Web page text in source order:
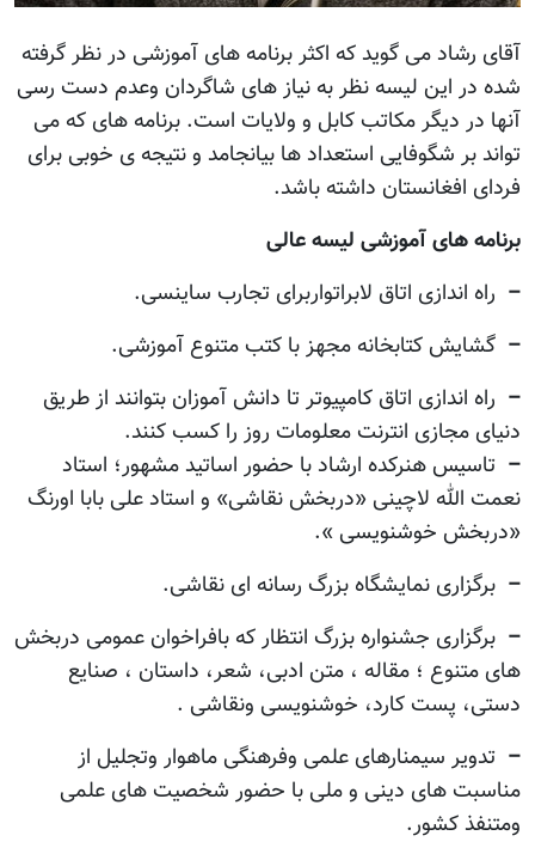
آقای رشاد می گوید که اکثر برنامه های آموزشی در نظر گرفته
شده در این لیسه نظر به نیاز های شاگردان وعدم دست رسی
آنها در دیگر مکاتب کابل و ولایات است. برنامه های که می
تواند بر شگوفایی استعداد ها بیانجامد و نتیجه ی خوبی برای
فردای افغانستان داشته باشد.
برنامه های آموزشی لیسه عالی
– راه اندازی اتاق لابراتواربرای تجارب ساینسی.
– گشایش کتابخانه مجهز با کتب متنوع آموزشی.
– راه اندازی اتاق کامپیوتر تا دانش آموزان بتوانند از طریق
دنیای مجازی انترنت معلومات روز را کسب کنند.
– تاسیس هنرکده ارشاد با حضور اساتید مشهور؛ استاد
نعمت الله لاچینی «دربخش نقاشی» و استاد علی بابا اورنگ
«دربخش خوشنویسی ».
– برگزاری نمایشگاه بزرگ رسانه ای نقاشی.
– برگزاری جشنواره بزرگ انتظار که بافراخوان عمومی دربخش
های متنوع ؛ مقاله ، متن ادبی، شعر، داستان ، صنایع
دستی، پست کارد، خوشنویسی ونقاشی .
– تدویر سیمنارهای علمی وفرهنگی ماهوار وتجلیل از
مناسبت های دینی و ملی با حضور شخصیت های علمی
ومتنفذ کشور.